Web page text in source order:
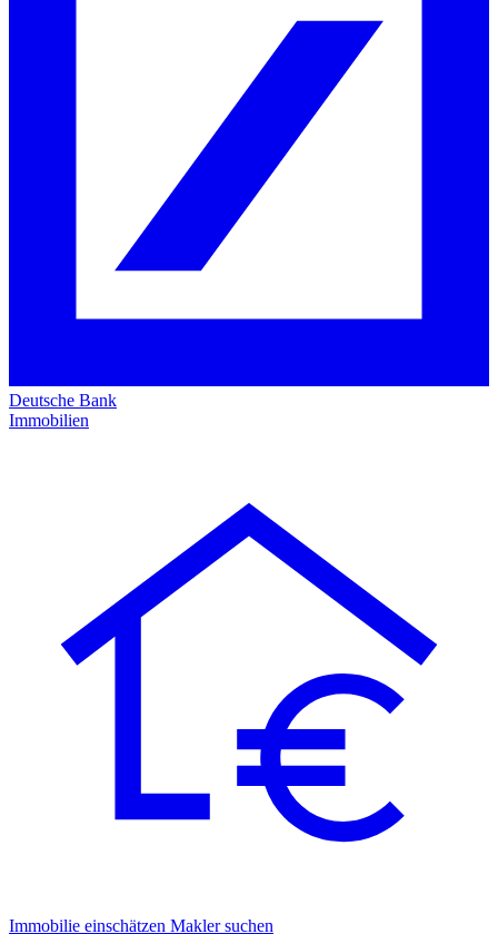
Deutsche Bank
Immobilien
Immobilie einschätzen Makler suchen